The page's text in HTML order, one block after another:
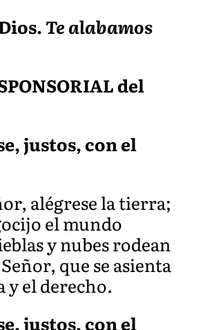
Te alabamos
del
justos, con el
alégrese la tierra;
el mundo
y nubes rodean
que se asienta
y el derecho.
justos, con el